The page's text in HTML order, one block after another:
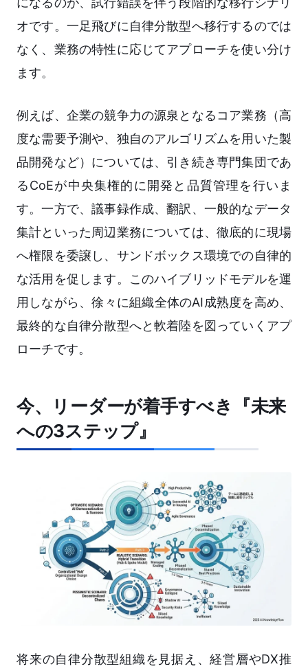
オです。一足飛びに自律分散型へ移行するのでは
なく、業務の特性に応じてアプローチを使い分け
ます。
例えば、企業の競争力の源泉となるコア業務（高
度な需要予測や、独自のアルゴリズムを用いた製
品開発など）については、引き続き専門集団であ
るCoEが中央集権的に開発と品質管理を行いま
す。一方で、議事録作成、翻訳、一般的なデータ
集計といった周辺業務については、徹底的に現場
へ権限を委譲し、サンドボックス環境での自律的
な活用を促します。このハイブリッドモデルを運
用しながら、徐々に組織全体のAI成熟度を高め、
最終的な自律分散型へと軟着陸を図っていくアプ
ローチです。
今、リーダーが着手すべき『未来
への3ステップ』
将来の自律分散型組織を見据え、経営層やDX推